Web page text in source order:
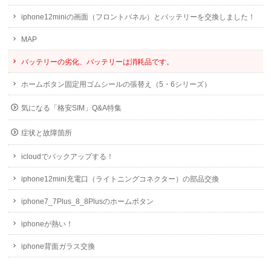
iphone12miniの画面（フロントパネル）とバッテリーを交換しました！
MAP
バッテリーの劣化、バッテリーは消耗品です。
ホームボタン固定用ゴムシールの張替え（5・6シリーズ）
気になる「格安SIM」Q&A特集
症状と故障箇所
icloudでバックアップする！
iphone12mini充電口（ライトニングコネクター）の部品交換
iphone7_7Plus_8_8Plusのホームボタン
iphoneが熱い！
iphone背面ガラス交換